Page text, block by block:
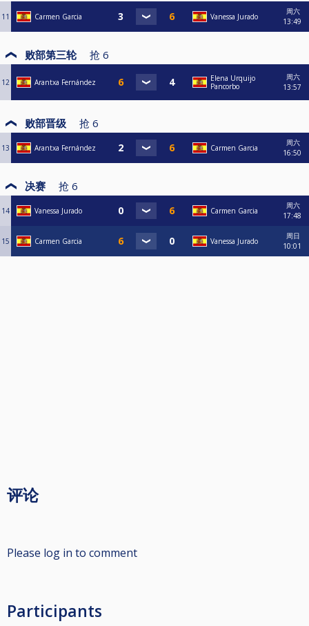
11 Carmen Garcia Vanessa Jurado
周六
13:49
败部第三轮 抢 6
12 Arantxa Fernández
Elena Urquijo
Pancorbo
周六
13:57
败部晋级 抢 6
13 Arantxa Fernández Carmen Garcia
周六
16:50
决赛 抢 6
14 Vanessa Jurado Carmen Garcia
周六
17:48
15 Carmen Garcia Vanessa Jurado
周日
10:01
评论
Please log in to comment
Participants